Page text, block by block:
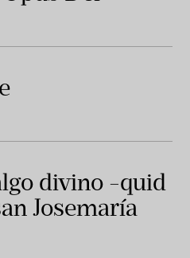
divino -quid
Josemaría